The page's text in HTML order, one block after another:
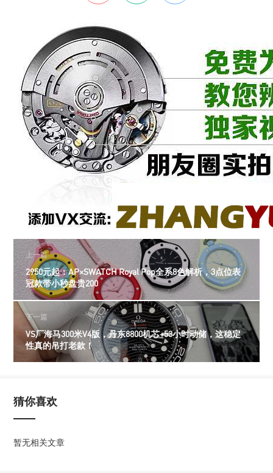
上一篇
2950元起：AP×SWATCH Royal Pop全系8色解析，3点位表
冠款带小秒盘贵200
下一篇
VS厂海马300米V4版，丹东8800机芯+53小时动储，这稳定
性真的吊打老款！
猜你喜欢
暂无相关文章